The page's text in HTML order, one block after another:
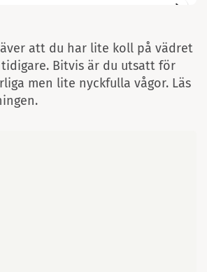
att du har lite koll på vädret
Bitvis är du utsatt för
men lite nyckfulla vågor. Läs